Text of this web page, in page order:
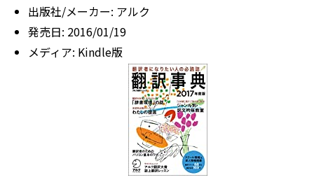
出版社/メーカー: アルク
発売日: 2016/01/19
メディア: Kindle版